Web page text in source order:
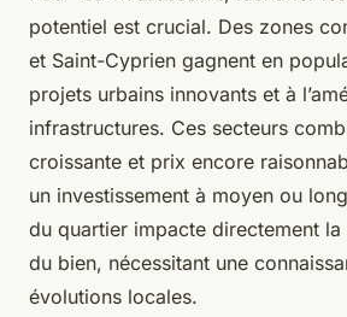
potentiel est crucial. Des zones
et Saint-Cyprien gagnent en
projets urbains innovants et à
infrastructures. Ces secteurs
croissante et prix encore
un investissement à moyen ou
du quartier impacte directement
du bien, nécessitant une
évolutions locales.